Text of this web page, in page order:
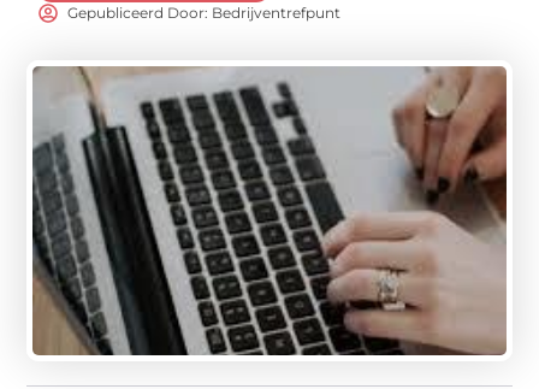
Gepubliceerd Door: Bedrijventrefpunt